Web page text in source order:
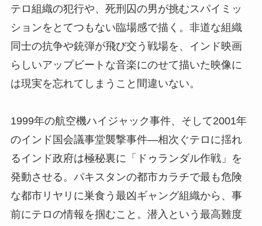
テロ組織の犯行や、死刑囚の男が挑むスパイミッ
ションをとてつもない臨場感で描く。非道な組織
同士の抗争や銃弾が飛び交う戦場を、インド映画
らしいアップビートな音楽にのせて描いた映像に
は現実を忘れてしまうこと間違いない。
1999年の航空機ハイジャック事件、そして2001年
のインド国会議事堂襲撃事件―相次ぐテロに揺れ
るインド政府は極秘裏に「ドゥランダル作戦」を
発動させる。パキスタンの都市カラチで最も危険
な都市リヤリに巣食う最凶ギャング組織から、事
前にテロの情報を掴むこと。潜入という最高難度